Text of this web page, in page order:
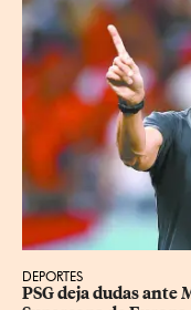
DEPORTES
PSG deja dudas